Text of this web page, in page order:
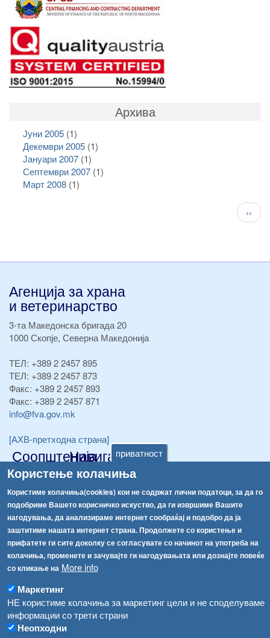
приватност
Користење колачиња
Користиме колачиња(cookies) кои не содржат лични податоци, за да го
подобриме Вашето корисничко искуство, да ги извршиме Вашите
нагодувања, да анализираме интернет сообраќај и подобро да ја
заштитиме нашата интернет страна. Продолжете со користење и
прифатете ги сите доколку се согласувате со начинот на употреба на
колачиња, променете и зачувајте ги нагодувањата или дознајте повеќе
со кликање на More info
Маркетинг
НЕ користиме колачиња за маркетинг цели и не споделуваме
информации со трети страни
Неопходни
Архива
Јуни 2005(1)
Декември 2005(1)
Јануари 2007(1)
Септември 2007(1)
Март 2008(1)
››
Агенција за храна
и ветеринарство
3-та Македонска бригада 20
1000 Скопје, Северна Македонија
ТЕЛ: +389 2 2457 895
ТЕЛ: +389 2 2457 873
Факс: +389 2 2457 893
Факс: +389 2 2457 871
info@fva.gov.mk
[АХВ-претходна страна]
Соопштенија
Високите температури ризик од труење со храна, опасни се и за животните
Водата во Гостивар може да се користи како техничка, продолжува испораката на флаширана вода
Во Гостивар спроведени 70 вонредни контроли
Забраната за водата во Гостивар останува на сила, операторите да користат само технички безбедна вода
Забранета за пиење водата од гостиварскиот водовод
Навигација
Архива
Регистри
Обрасци
Забрани
Огласи